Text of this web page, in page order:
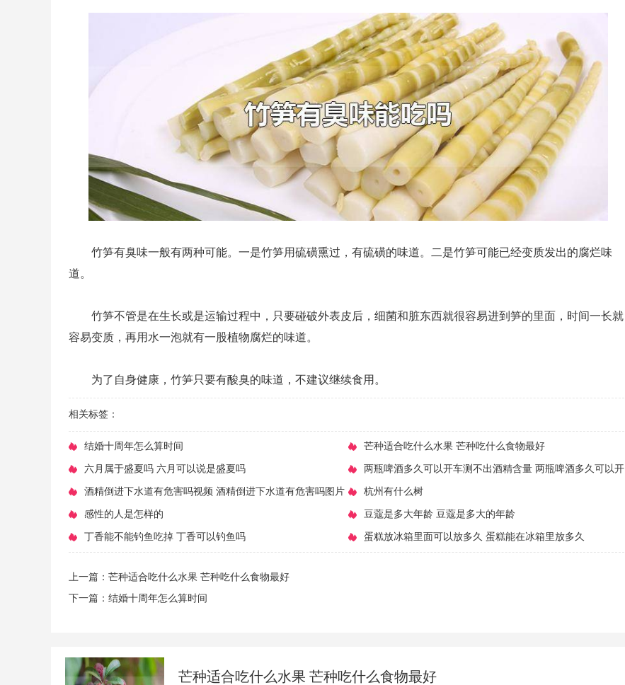
竹笋有臭味一般有两种可能。一是竹笋用硫磺熏过，有硫磺的味道。二是竹笋可能已经变质发出的腐烂味
道。
竹笋不管是在生长或是运输过程中，只要碰破外表皮后，细菌和脏东西就很容易进到笋的里面，时间一长就
容易变质，再用水一泡就有一股植物腐烂的味道。
为了自身健康，竹笋只要有酸臭的味道，不建议继续食用。
相关标签：
​结婚十周年怎么算时间 ​芒种适合吃什么水果 芒种吃什么食物最好
​六月属于盛夏吗 六月可以说是盛夏吗 ​两瓶啤酒多久可以开车测不出酒精含量 两瓶啤酒多久可以开
车测不出酒精度
​酒精倒进下水道有危害吗视频 酒精倒进下水道有危害吗图片 ​杭州有什么树
​感性的人是怎样的 ​豆蔻是多大年龄 豆蔻是多大的年龄
​丁香能不能钓鱼吃掉 丁香可以钓鱼吗 ​蛋糕放冰箱里面可以放多久 蛋糕能在冰箱里放多久
上一篇： ​芒种适合吃什么水果 芒种吃什么食物最好
下一篇： ​结婚十周年怎么算时间
​芒种适合吃什么水果 芒种吃什么食物最好